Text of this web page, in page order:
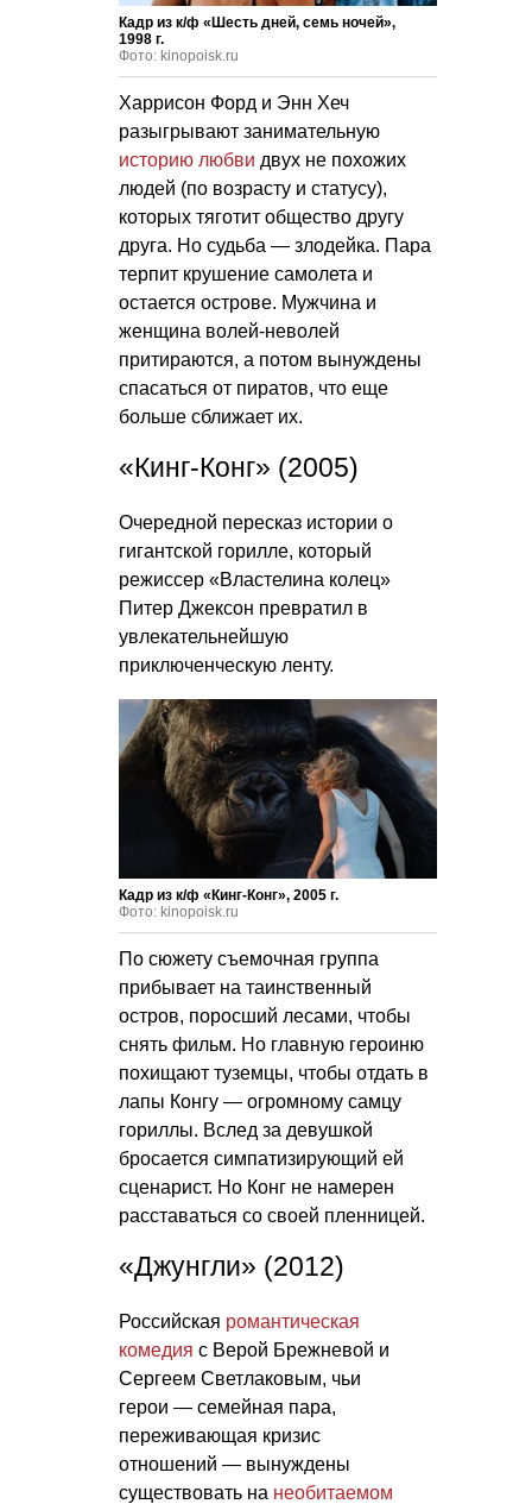
Кадр из к/ф «Шесть дней, семь ночей»,
1998 г.
Фото: kinopoisk.ru
Харрисон Форд и Энн Хеч
разыгрывают занимательную
историю любви двух не похожих
людей (по возрасту и статусу),
которых тяготит общество другу
друга. Но судьба — злодейка. Пара
терпит крушение самолета и
остается острове. Мужчина и
женщина волей-неволей
притираются, а потом вынуждены
спасаться от пиратов, что еще
больше сближает их.
«Кинг-Конг» (2005)
Очередной пересказ истории о
гигантской горилле, который
режиссер «Властелина колец»
Питер Джексон превратил в
увлекательнейшую
приключенческую ленту.
Кадр из к/ф «Кинг-Конг», 2005 г.
Фото: kinopoisk.ru
По сюжету съемочная группа
прибывает на таинственный
остров, поросший лесами, чтобы
снять фильм. Но главную героиню
похищают туземцы, чтобы отдать в
лапы Конгу — огромному самцу
гориллы. Вслед за девушкой
бросается симпатизирующий ей
сценарист. Но Конг не намерен
расставаться со своей пленницей.
«Джунгли» (2012)
Российская романтическая
комедия с Верой Брежневой и
Сергеем Светлаковым, чьи
герои — семейная пара,
переживающая кризис
отношений — вынуждены
существовать на необитаемом